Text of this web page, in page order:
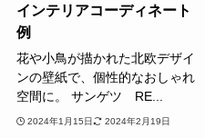
インテリアコーディネート
例
花や小鳥が描かれた北欧デザイ
ンの壁紙で、個性的なおしゃれ
空間に。 サンゲツ RE...
2024年1月15日 2024年2月19日